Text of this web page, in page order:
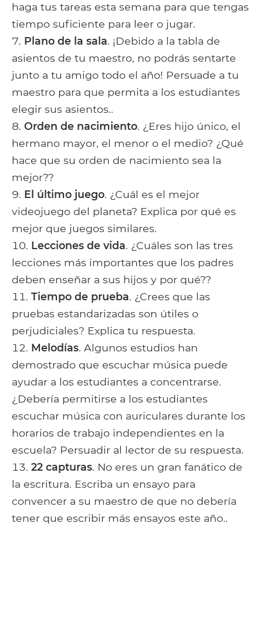
haga tus tareas esta semana para que tengas
tiempo suficiente para leer o jugar.
Plano de la sala. ¡Debido a la tabla de
asientos de tu maestro, no podrás sentarte
junto a tu amigo todo el año! Persuade a tu
maestro para que permita a los estudiantes
elegir sus asientos..
Orden de nacimiento. ¿Eres hijo único, el
hermano mayor, el menor o el medio? ¿Qué
hace que su orden de nacimiento sea la
mejor??
El último juego. ¿Cuál es el mejor
videojuego del planeta? Explica por qué es
mejor que juegos similares.
Lecciones de vida. ¿Cuáles son las tres
lecciones más importantes que los padres
deben enseñar a sus hijos y por qué??
Tiempo de prueba. ¿Crees que las
pruebas estandarizadas son útiles o
perjudiciales? Explica tu respuesta.
Melodías. Algunos estudios han
demostrado que escuchar música puede
ayudar a los estudiantes a concentrarse.
¿Debería permitirse a los estudiantes
escuchar música con auriculares durante los
horarios de trabajo independientes en la
escuela? Persuadir al lector de su respuesta.
22 capturas. No eres un gran fanático de
la escritura. Escriba un ensayo para
convencer a su maestro de que no debería
tener que escribir más ensayos este año..